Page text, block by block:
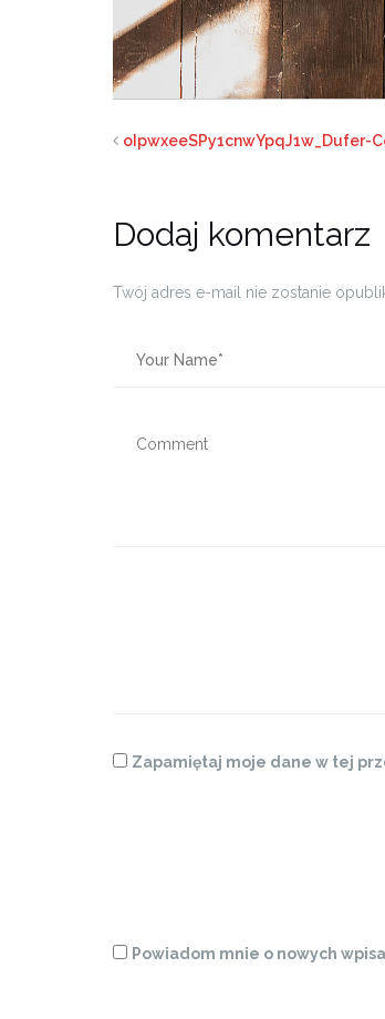
oIpwxeeSPy1cnwYpqJ1w_Dufer-
Dodaj komentarz
Twój adres e-mail nie zostanie
Zapamiętaj moje dane w tej
Powiadom mnie o nowych